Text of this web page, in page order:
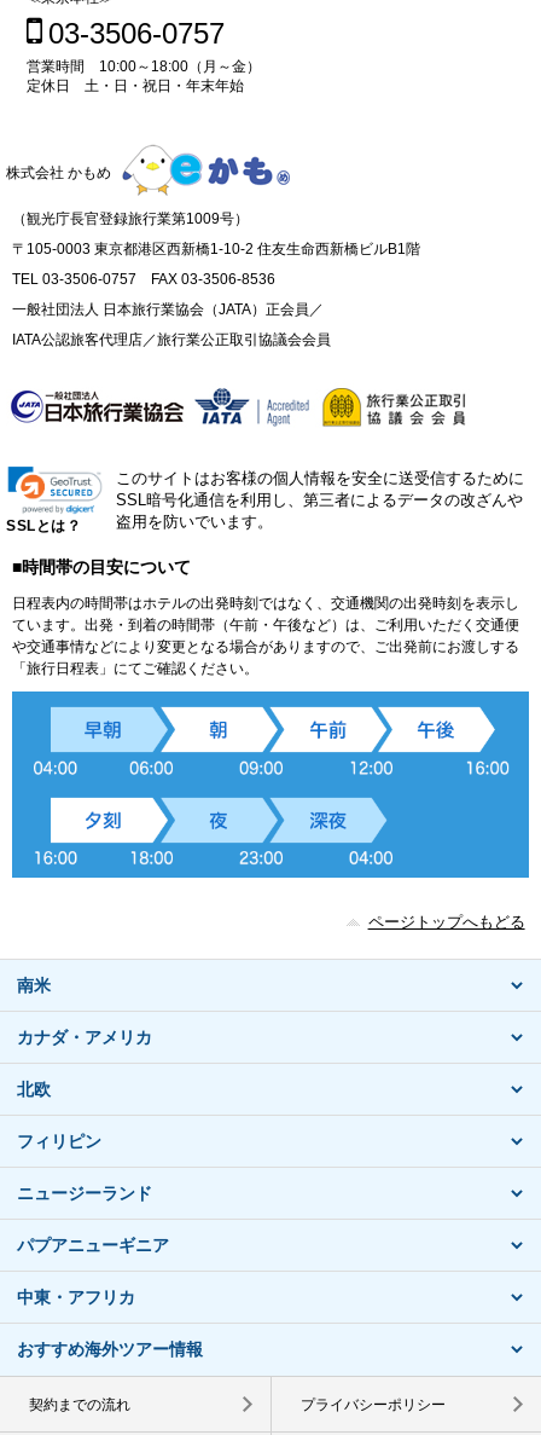
03-3506-0757
営業時間 10:00～18:00（月～金）
定休日 土・日・祝日・年末年始
株式会社 かもめ
（観光庁長官登録旅行業第1009号）
〒105-0003 東京都港区西新橋1-10-2 住友生命西新橋ビルB1階
TEL 03-3506-0757 FAX 03-3506-8536
一般社団法人 日本旅行業協会（JATA）正会員／
IATA公認旅客代理店／旅行業公正取引協議会会員
SSLとは？
このサイトはお客様の個人情報を安全に送受信するために
SSL暗号化通信を利用し、第三者によるデータの改ざんや
盗用を防いでいます。
■時間帯の目安について
日程表内の時間帯はホテルの出発時刻ではなく、交通機関の出発時刻を表示し
ています。出発・到着の時間帯（午前・午後など）は、ご利用いただく交通便
や交通事情などにより変更となる場合がありますので、ご出発前にお渡しする
「旅行日程表」にてご確認ください。
ページトップへもどる
南米
カナダ・アメリカ
北欧
フィリピン
ニュージーランド
パプアニューギニア
中東・アフリカ
おすすめ海外ツアー情報
契約までの流れ プライバシーポリシー